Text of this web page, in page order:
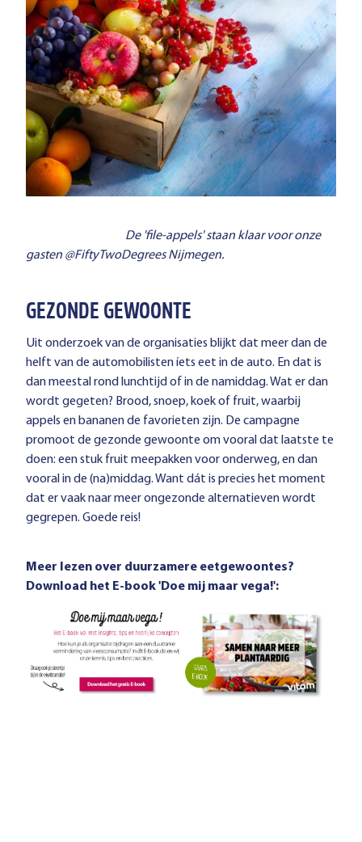
De 'file-appels' staan klaar voor onze
gasten @FiftyTwoDegrees Nijmegen.
GEZONDE GEWOONTE
Uit onderzoek van de organisaties blijkt dat meer dan de
helft van de automobilisten íets eet in de auto. En dat is
dan meestal rond lunchtijd of in de namiddag. Wat er dan
wordt gegeten? Brood, snoep, koek of fruit, waarbij
appels en bananen de favorieten zijn. De campagne
promoot de gezonde gewoonte om vooral dat laatste te
doen: een stuk fruit meepakken voor onderweg, en dan
vooral in de (na)middag. Want dát is precies het moment
dat er vaak naar meer ongezonde alternatieven wordt
gegrepen. Goede reis!
Meer lezen over duurzamere eetgewoontes?
Download het E-book 'Doe mij maar vega!':